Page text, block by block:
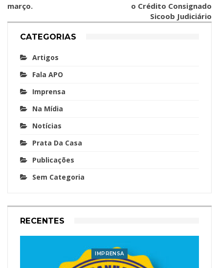
março.
o Crédito Consignado
Sicoob Judiciário
CATEGORIAS
Artigos
Fala APO
Imprensa
Na Mídia
Notícias
Prata Da Casa
Publicações
Sem Categoria
RECENTES
IMPRENSA